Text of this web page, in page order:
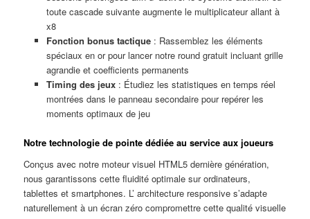
toute cascade suivante augmente le multiplicateur allant à
x8
Fonction bonus tactique: Rassemblez les éléments
spéciaux en or pour lancer notre round gratuit incluant grille
agrandie et coefficients permanents
Timing des jeux: Étudiez les statistiques en temps réel
montrées dans le panneau secondaire pour repérer les
moments optimaux de jeu
Notre technologie de pointe dédiée au service aux joueurs
Conçus avec notre moteur visuel HTML5 dernière génération,
nous garantissons cette fluidité optimale sur ordinateurs,
tablettes et smartphones. L’ architecture responsive s’adapte
naturellement à un écran zéro compromettre cette qualité visuelle